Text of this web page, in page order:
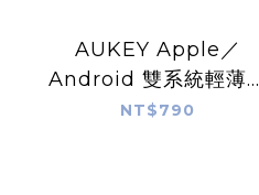
AUKEY Apple／
Android 雙系統輕薄追
蹤定位器 TM-21P
NT$790